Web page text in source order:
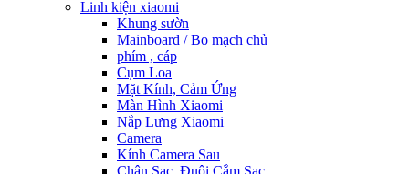
Linh kiện xiaomi
Khung sườn
Mainboard / Bo mạch chủ
phím , cáp
Cụm Loa
Mặt Kính, Cảm Ứng
Màn Hình Xiaomi
Nắp Lưng Xiaomi
Camera
Kính Camera Sau
Chân Sạc, Đuôi Cắm Sạc